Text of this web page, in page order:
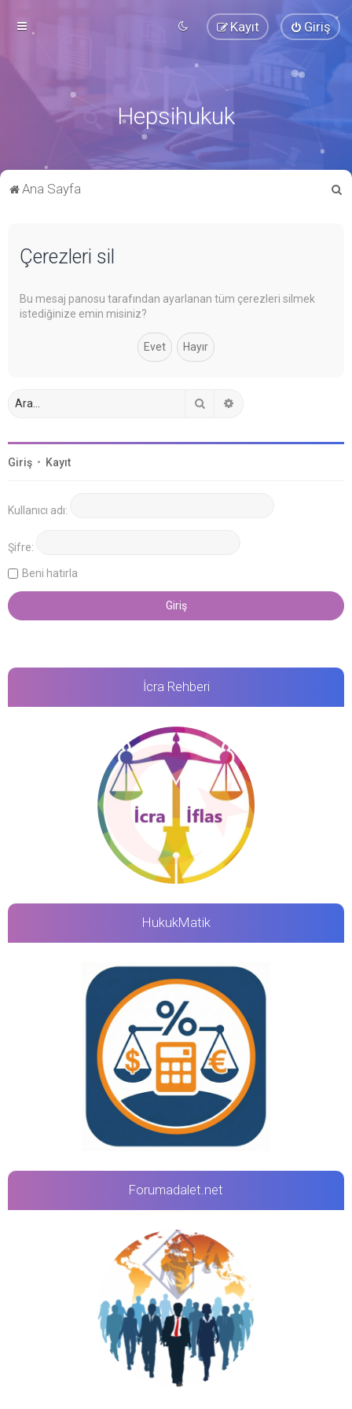
Giriş
Kayıt
Hepsihukuk
Ana Sayfa
Çerezleri sil
Bu mesaj panosu tarafından ayarlanan tüm çerezleri silmek
istediğinize emin misiniz?
Giriş • Kayıt
Kullanıcı adı:
Şifre:
Beni hatırla
İcra Rehberi
HukukMatik
Forumadalet.net